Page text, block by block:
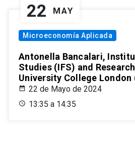
22 MAY
Microeconomía Aplicada
Antonella Bancalari,
Studies (IFS) and
University College London
22 de Mayo de 2024
13:35 a 14:35